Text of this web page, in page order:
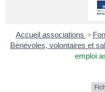
Accueil associations >
Bénévoles, volontaires et
emploi